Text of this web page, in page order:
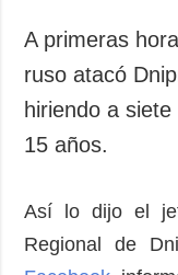
ADICIONAL
Podcasts
Publicaciones
Entrevistas
Video
Releases
A primeras
ruso atacó
hiriendo a
15 años.
Así lo dijo el
Regional de